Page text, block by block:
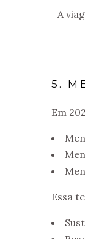
A
5.
Em
Essa